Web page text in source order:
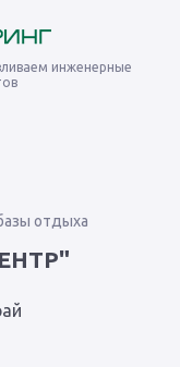
инженерные
отдыха